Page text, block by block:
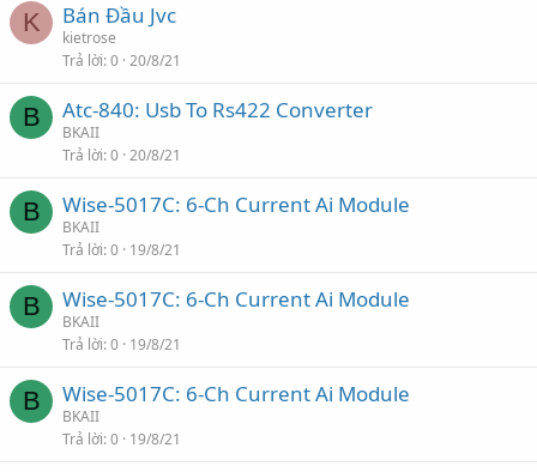
K Bán Đầu Jvc
kietrose
Trả lời 0 20/8/21
B Atc-840: Usb To Rs422 Converter
BKAII
Trả lời 0 20/8/21
B Wise-5017C: 6-Ch Current Ai Module
BKAII
Trả lời 0 19/8/21
B Wise-5017C: 6-Ch Current Ai Module
BKAII
Trả lời 0 19/8/21
B Wise-5017C: 6-Ch Current Ai Module
BKAII
Trả lời 0 19/8/21